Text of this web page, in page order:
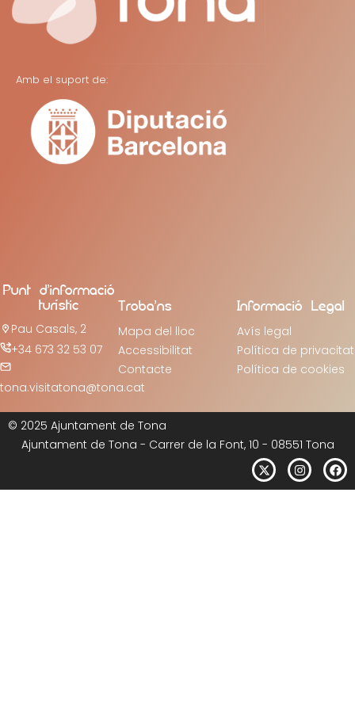
Amb el suport de:
Punt d’informació
turístic
Pau Casals, 2
+34 673 32 53 07
tona.visitatona@tona.cat
Troba’ns
Mapa del lloc
Accessibilitat
Contacte
Informació Legal
Avís legal
Política de privacitat
Política de cookies
© 2025 Ajuntament de Tona
Ajuntament de Tona - Carrer de la Font, 10 - 08551 Tona